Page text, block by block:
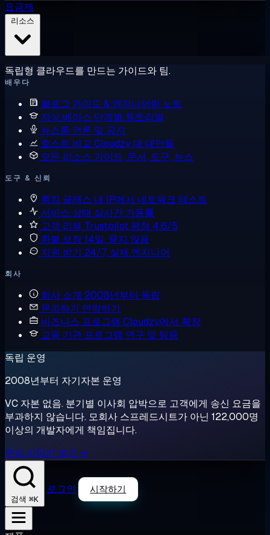
요금제
독립형 클라우드를 만드는 가이드와 팀.
배우다
블로그 가이드 & 엔지니어링 노트
지식 베이스 단계별 튜토리얼
뉴스룸 언론 및 공지
호스트 비교 Cloudzy 대 대안들
모든 리소스 가이드, 문서, 도구, 뉴스
도구 & 신뢰
룩킹 글래스 내 IP에서 네트워크 테스트
서비스 상태 실시간 가동률
고객 리뷰 Trustpilot 평점 4.6/5
환불 보장14일, 묻지 않음
지원 받기 24/7, 실제 엔지니어
회사
회사 소개 2008년부터 독립
문의하기 연락하기
비즈니스 프로그램 Cloudzy에서 확장
교육 기관 프로그램 연구 및 팀용
독립 운영
2008년부터 자기자본 운영
VC 자본 없음. 분기별 이사회 압박으로 고객에게 송신 요금을
부과하지 않습니다. 모회사 스프레드시트가 아닌 122,000명
이상의 개발자에게 책임집니다.
우리 이야기 보기 →
검색 ⌘K
로그인 시작하기